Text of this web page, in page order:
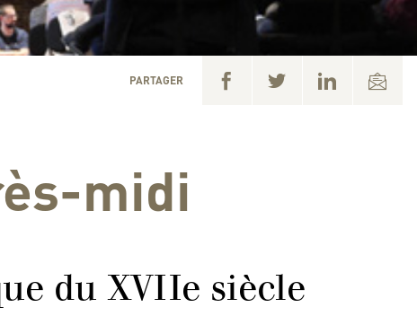
PARTAGER
midi
du XVIIe siècle